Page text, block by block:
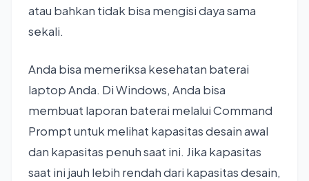
atau bahkan tidak bisa mengisi daya sama
sekali.
Anda bisa memeriksa kesehatan baterai
laptop Anda. Di Windows, Anda bisa
membuat laporan baterai melalui Command
Prompt untuk melihat kapasitas desain awal
dan kapasitas penuh saat ini. Jika kapasitas
saat ini jauh lebih rendah dari kapasitas desain,